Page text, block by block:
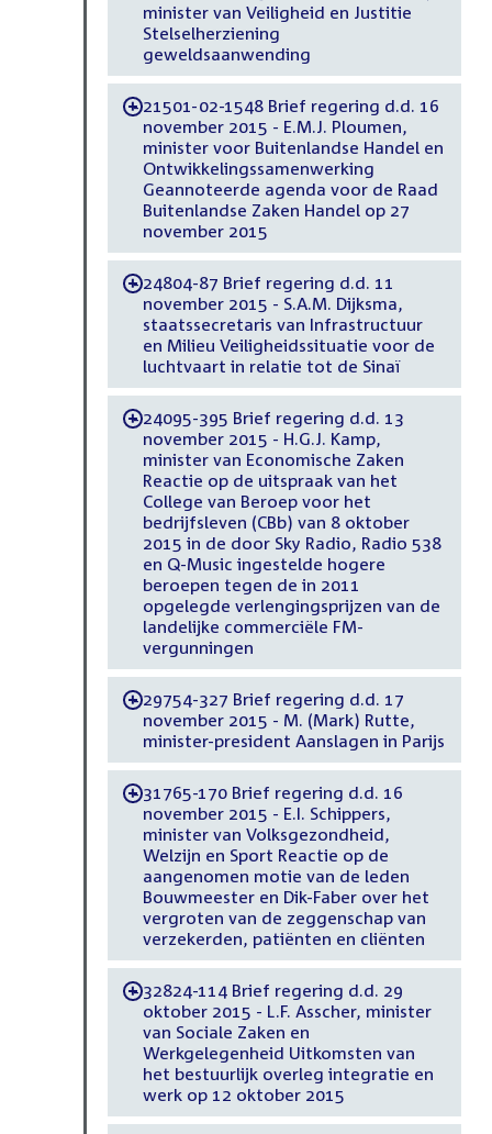
minister van Veiligheid en Justitie
Stelselherziening
geweldsaanwending
-21501-02-1548 Brief regering d.d. 16
november 2015 - E.M.J. Ploumen,
minister voor Buitenlandse Handel en
Ontwikkelingssamenwerking
Geannoteerde agenda voor de Raad
Buitenlandse Zaken Handel op 27
november 2015
-24804-87 Brief regering d.d. 11
november 2015 - S.A.M. Dijksma,
staatssecretaris van Infrastructuur
en Milieu Veiligheidssituatie voor de
luchtvaart in relatie tot de Sinaï
-24095-395 Brief regering d.d. 13
november 2015 - H.G.J. Kamp,
minister van Economische Zaken
Reactie op de uitspraak van het
College van Beroep voor het
bedrijfsleven (CBb) van 8 oktober
2015 in de door Sky Radio, Radio 538
en Q-Music ingestelde hogere
beroepen tegen de in 2011
opgelegde verlengingsprijzen van de
landelijke commerciële FM-
vergunningen
-29754-327 Brief regering d.d. 17
november 2015 - M. (Mark) Rutte,
minister-president Aanslagen in Parijs
-31765-170 Brief regering d.d. 16
november 2015 - E.I. Schippers,
minister van Volksgezondheid,
Welzijn en Sport Reactie op de
aangenomen motie van de leden
Bouwmeester en Dik-Faber over het
vergroten van de zeggenschap van
verzekerden, patiënten en cliënten
-32824-114 Brief regering d.d. 29
oktober 2015 - L.F. Asscher, minister
van Sociale Zaken en
Werkgelegenheid Uitkomsten van
het bestuurlijk overleg integratie en
werk op 12 oktober 2015